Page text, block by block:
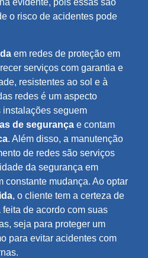
evidente, pois essas são
o risco de acidentes pode
em redes de proteção em
serviços com garantia e
resistentes ao sol e à
redes é um aspecto
instalações seguem
de segurança e contam
. Além disso, a manutenção
de redes são serviços
da segurança em
constante mudança. Ao optar
, o cliente tem a certeza de
de acordo com suas
seja para proteger um
para evitar acidentes com